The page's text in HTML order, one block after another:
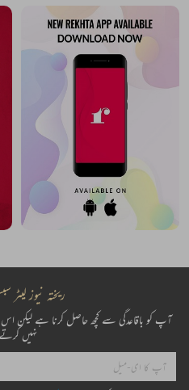
ریختہ نیوز لیٹر
آپ کو باقاعدگی سے کچھ حاصل کرنا ہے لیکن
نہیں